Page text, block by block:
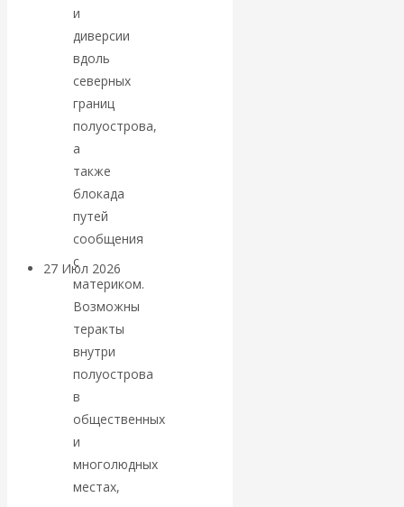
Валентин
Катасонов.
«Мировые
ростовщики»:
вчера и сегодня
27 Июл 2026
валютная система
Валентин
КАтасонов.
«МЕТОД
ОТМЫВАНИЯ
и
диверсии
вдоль
северных
границ
полуострова,
а
также
блокада
путей
сообщения
с
материком.
Возможны
теракты
внутри
полуострова
в
общественных
и
многолюдных
местах,